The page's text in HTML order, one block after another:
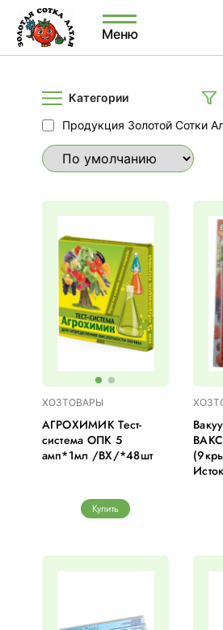
Меню
Категории
Продукция Золотой Сотки
ХОЗТОВАРЫ
АГРОХИМИК Тест-
система ОПК 5
амп*1мл /ВХ/*48шт
Купить